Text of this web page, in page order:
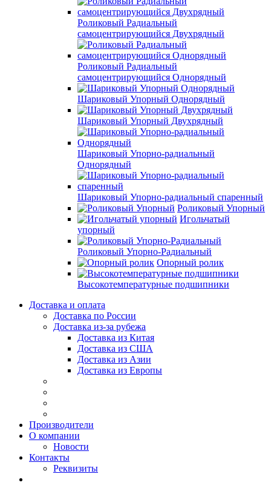
Роликовый Радиальный
самоцентрирующийся Двухрядный
Роликовый Радиальный
самоцентрирующийся Однорядный
Шариковый Упорный Однорядный
Шариковый Упорный Двухрядный
Шариковый Упорно-радиальный
Однорядный
Шариковый Упорно-радиальный спаренный
Роликовый Упорный
Игольчатый
упорный
Роликовый Упорно-Радиальный
Опорный ролик
Высокотемпературные подшипники
Доставка и оплата
Доставка по России
Доставка из-за рубежа
Доставка из Китая
Доставка из США
Доставка из Азии
Доставка из Европы
Производители
О компании
Новости
Контакты
Реквизиты